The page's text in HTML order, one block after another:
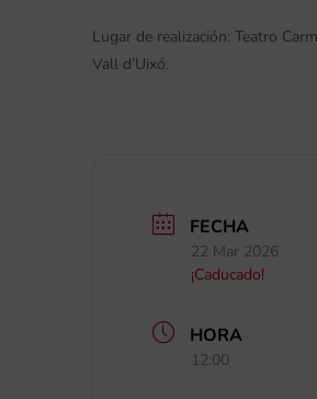
Lugar de realización: Teatro
Vall d’Uixó.
FECHA
22 Mar 2026
¡Caducado!
HORA
12:00